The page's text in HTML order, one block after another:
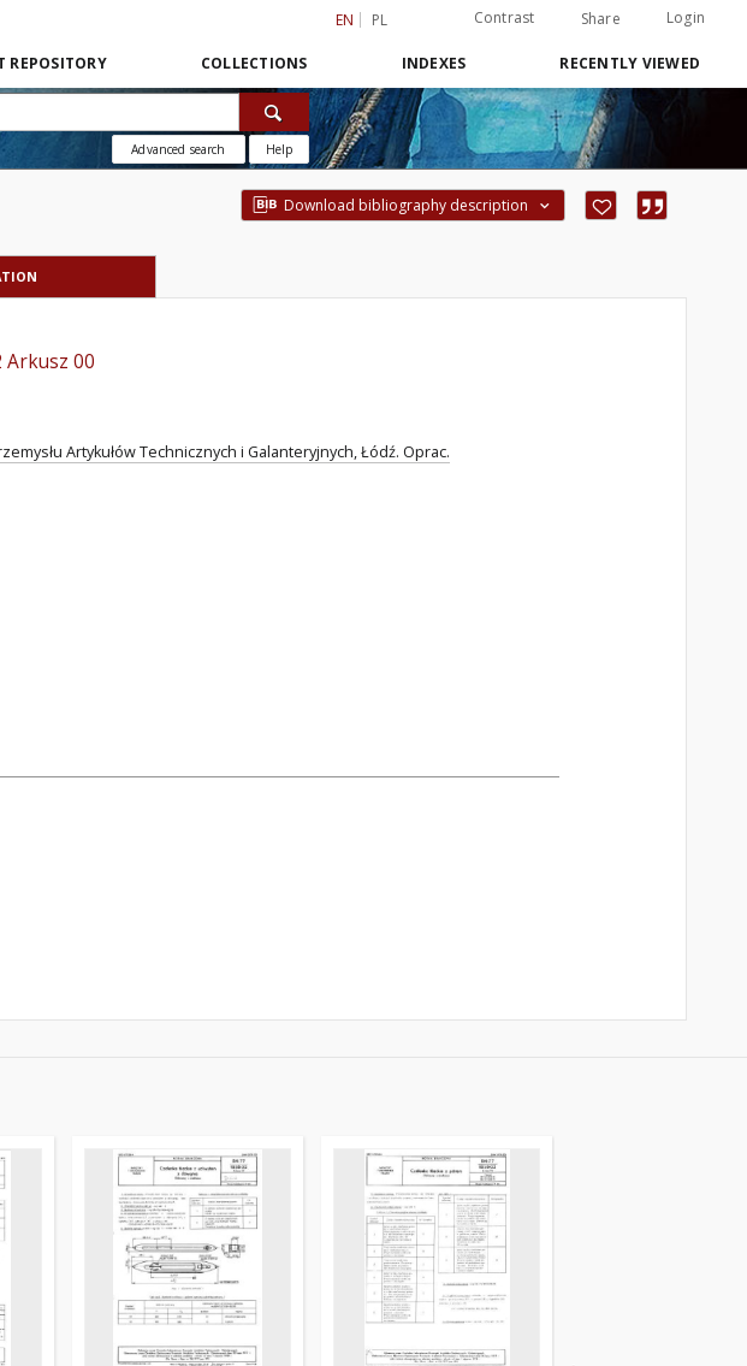
EN PL Contrast Share Login
REPOSITORY COLLECTIONS INDEXES RECENTLY VIEWED
Advanced search Help
Download bibliography description
Arkusz 00
Artykułów Technicznych i Galanteryjnych, Łódź. Oprac.